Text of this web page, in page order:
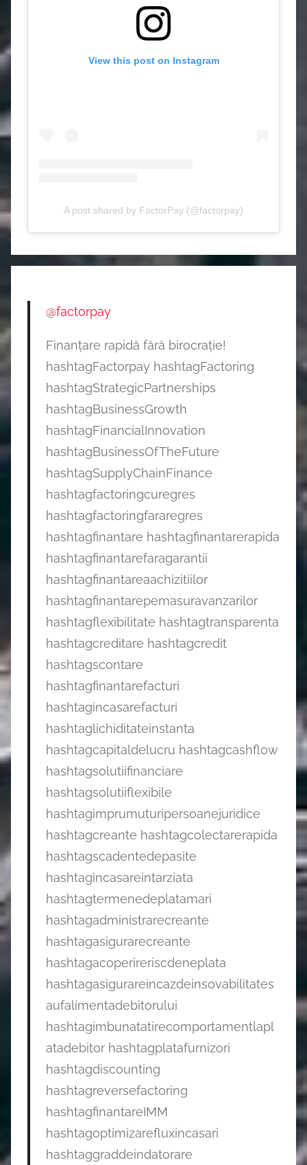
View this post on Instagram
A post shared by FactorPay (@factorpay)
@factorpay
Finanțare rapidă fără birocrație!
hashtagFactorpay hashtagFactoring
hashtagStrategicPartnerships
hashtagBusinessGrowth
hashtagFinancialInnovation
hashtagBusinessOfTheFuture
hashtagSupplyChainFinance
hashtagfactoringcuregres
hashtagfactoringfararegres
hashtagfinantare hashtagfinantarerapida
hashtagfinantarefaragarantii
hashtagfinantareaachizitiilor
hashtagfinantarepemasuravanzarilor
hashtagflexibilitate hashtagtransparenta
hashtagcreditare hashtagcredit
hashtagscontare
hashtagfinantarefacturi
hashtagincasarefacturi
hashtaglichiditateinstanta
hashtagcapitaldelucru hashtagcashflow
hashtagsolutiifinanciare
hashtagsolutiiflexibile
hashtagimprumuturipersoanejuridice
hashtagcreante hashtagcolectarerapida
hashtagscadentedepasite
hashtagincasareintarziata
hashtagtermenedeplatamari
hashtagadministrarecreante
hashtagasigurarecreante
hashtagacoperireriscdeneplata
hashtagasigurareincazdeinsovabilitates
aufalimentadebitorului
hashtagimbunatatirecomportamentlapl
atadebitor hashtagplatafurnizori
hashtagdiscounting
hashtagreversefactoring
hashtagfinantareIMM
hashtagoptimizarefluxincasari
hashtaggraddeindatorare